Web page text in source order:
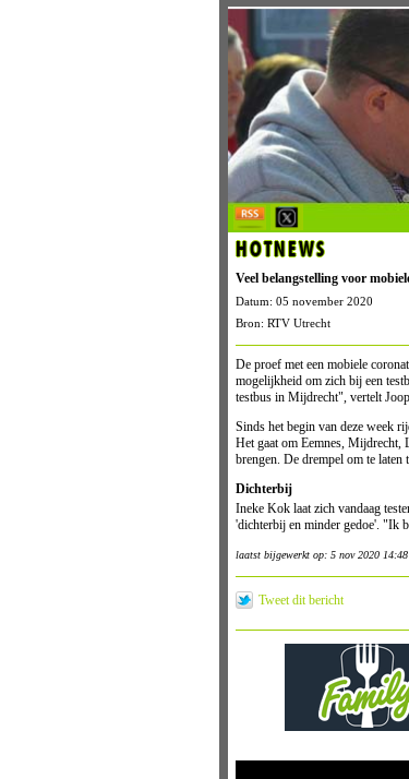
HOTNEWS
Veel belangstelling voor
Datum: 05 november 2020
Bron: RTV Utrecht
De proef met een mobiele
mogelijkheid om zich bij een
testbus in Mijdrecht", vertelt
Sinds het begin van deze week
Het gaat om Eemnes, Mijdrecht,
brengen. De drempel om te
Dichterbij
Ineke Kok laat zich vandaag
'dichterbij en minder gedoe'. "Ik
laatst bijgewerkt op: 5 nov 2020 14:48
Tweet dit bericht